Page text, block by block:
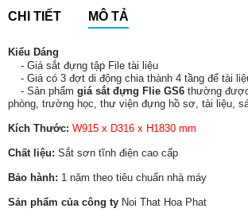
CHI TIẾT MÔ TẢ
Kiểu Dáng
- Giá sắt đựng tập File tài liệu
- Giá có 3 đợt di động chia thành 4 tầng để tài
- Sản phẩm giá sắt đựng Flie GS6 thường
phòng, trường học, thư viện đựng hồ sơ, tài liệu,
Kích Thước: W915 x D316 x H1830 mm
Chất liệu: Sắt sơn tĩnh điện cao cấp
Bảo hành: 1 năm theo tiêu chuẩn nhà máy
Sản phẩm của công ty Noi That Hoa Phat